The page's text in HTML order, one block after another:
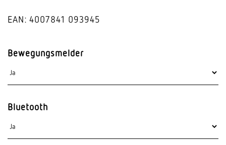
EAN: 4007841 093945
Bewegungsmelder
Bluetooth